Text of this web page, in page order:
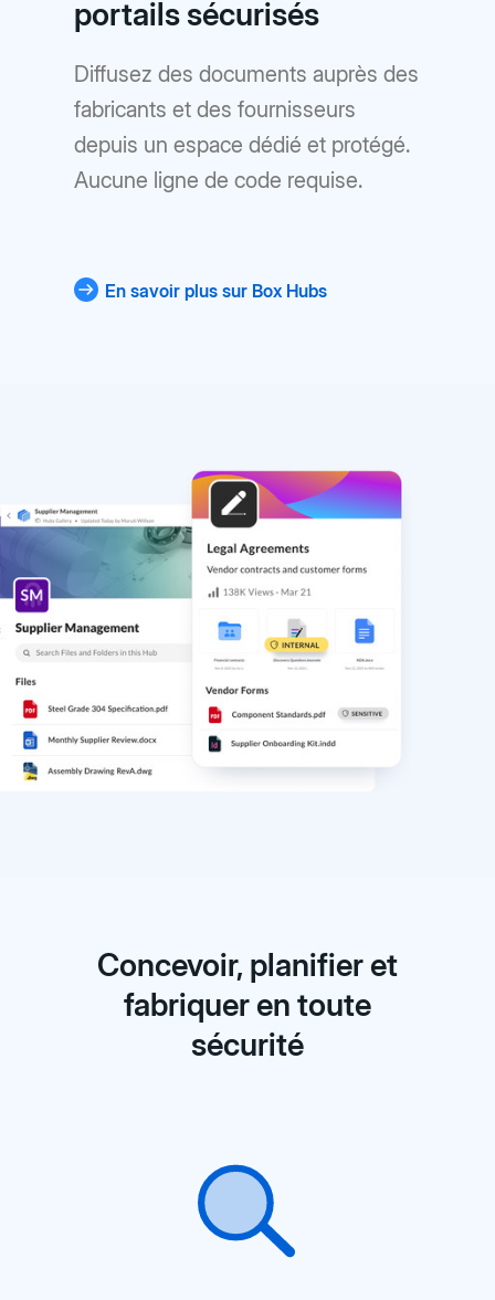
portails sécurisés
Diffusez des documents auprès des
fabricants et des fournisseurs
depuis un espace dédié et protégé.
Aucune ligne de code requise.
En savoir plus sur Box Hubs
Concevoir, planifier et
fabriquer en toute
sécurité